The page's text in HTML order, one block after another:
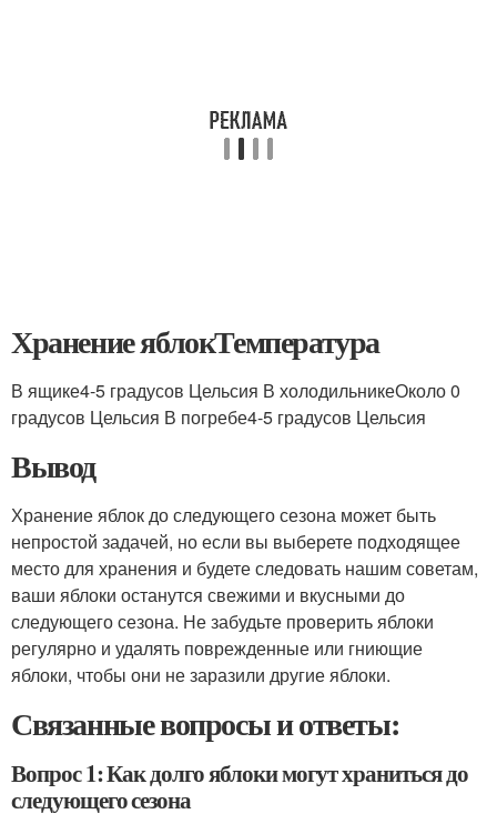
Хранение яблокТемпература
В ящике4-5 градусов Цельсия В холодильникеОколо 0
градусов Цельсия В погребе4-5 градусов Цельсия
Вывод
Хранение яблок до следующего сезона может быть
непростой задачей, но если вы выберете подходящее
место для хранения и будете следовать нашим советам,
ваши яблоки останутся свежими и вкусными до
следующего сезона. Не забудьте проверить яблоки
регулярно и удалять поврежденные или гниющие
яблоки, чтобы они не заразили другие яблоки.
Связанные вопросы и ответы:
Вопрос 1: Как долго яблоки могут храниться до
следующего сезона